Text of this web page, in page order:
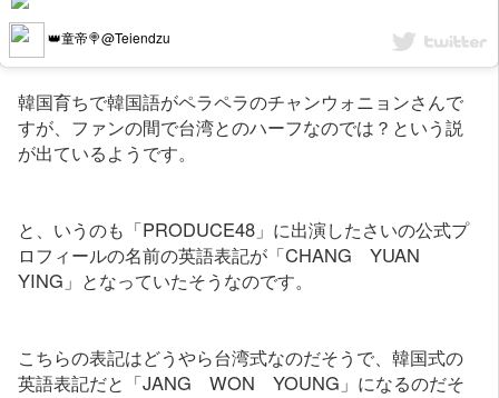
👑童帝🍭@Teiendzu
韓国育ちで韓国語がペラペラのチャンウォニョンさんで
すが、ファンの間で台湾とのハーフなのでは？という説
が出ているようです。
と、いうのも「PRODUCE48」に出演したさいの公式プ
ロフィールの名前の英語表記が「CHANG YUAN
YING」となっていたそうなのです。
こちらの表記はどうやら台湾式なのだそうで、韓国式の
英語表記だと「JANG WON YOUNG」になるのだそ